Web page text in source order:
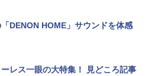
DENON HOME」サウンドを体感
レス一眼の大特集！ 見どころ記事